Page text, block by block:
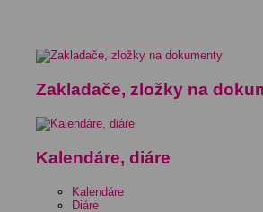
Zakladače, zložky na
Kalendáre, diáre
Kalendáre
Diáre